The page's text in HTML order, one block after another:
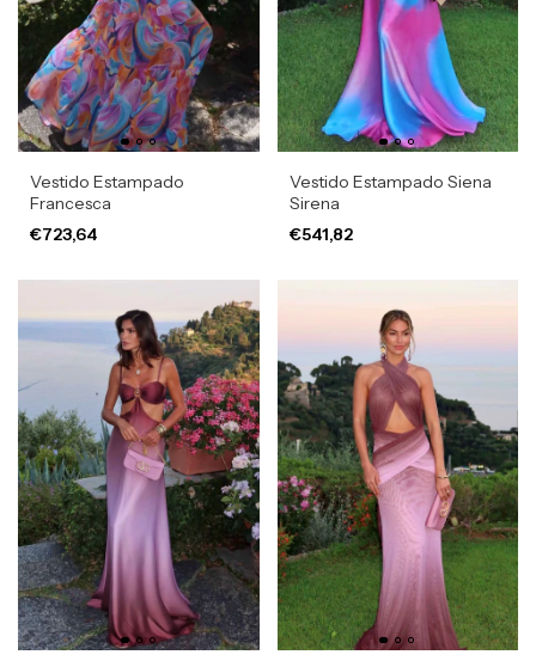
Vestido Estampado
Francesca
€723,64
Vestido Estampado Siena
Sirena
€541,82